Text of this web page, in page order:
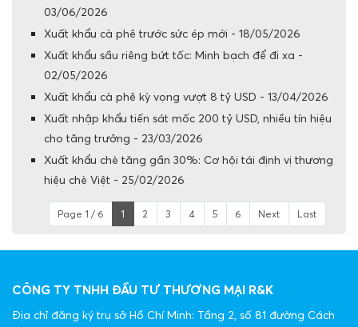
03/06/2026
Xuất khẩu cà phê trước sức ép mới - 18/05/2026
Xuất khẩu sầu riêng bứt tốc: Minh bạch để đi xa -
02/05/2026
Xuất khẩu cà phê kỳ vọng vượt 8 tỷ USD - 13/04/2026
Xuất nhập khẩu tiến sát mốc 200 tỷ USD, nhiều tín hiệu
cho tăng trưởng - 23/03/2026
Xuất khẩu chè tăng gần 30%: Cơ hội tái định vị thương
hiệu chè Việt - 25/02/2026
Page 1 / 6 1 2 3 4 5 6 Next Last
CÔNG TY TNHH ĐẦU TƯ THƯƠNG MẠI R&K
Địa chỉ đăng ký trụ sở Hồ Chí Minh: Tầng 2, số 81 đường Cách